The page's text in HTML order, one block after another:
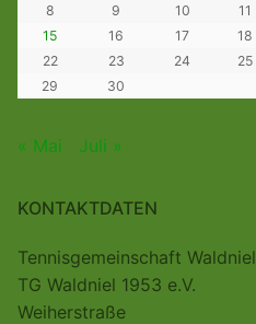
8
9 10 11
15
16 17 18
22
23 24 25
29
30
« Mai Juli »
KONTAKTDATEN
Tennisgemeinschaft Waldniel
TG Waldniel 1953 e.V.
Weiherstraße